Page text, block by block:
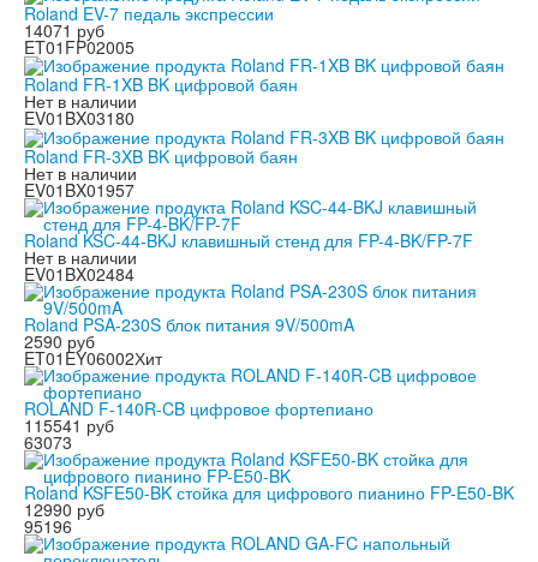
Roland EV-7 педаль экспрессии
14071 руб
ET01FP02005
Roland FR-1XB BK цифровой баян
Нет в наличии
EV01BX03180
Roland FR-3XB BK цифровой баян
Нет в наличии
EV01BX01957
Roland KSC-44-BKJ клавишный стенд для FP-4-BK/FP-7F
Нет в наличии
EV01BX02484
Roland PSA-230S блок питания 9V/500mA
2590 руб
ET01EY06002Хит
ROLAND F-140R-CB цифровое фортепиано
115541 руб
63073
Roland KSFE50-BK стойка для цифрового пианино FP-E50-BK
12990 руб
95196